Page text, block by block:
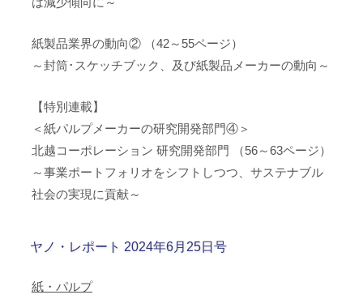
紙製品業界の動向② （42～55ページ）
～封筒･スケッチブック、及び紙製品メーカーの動向～
【特別連載】
＜紙パルプメーカーの研究開発部門④＞
北越コーポレーション 研究開発部門 （56～63ページ）
～事業ポートフォリオをシフトしつつ、サステナブル
社会の実現に貢献～
ヤノ・レポート 2024年6月25日号
紙・パルプ